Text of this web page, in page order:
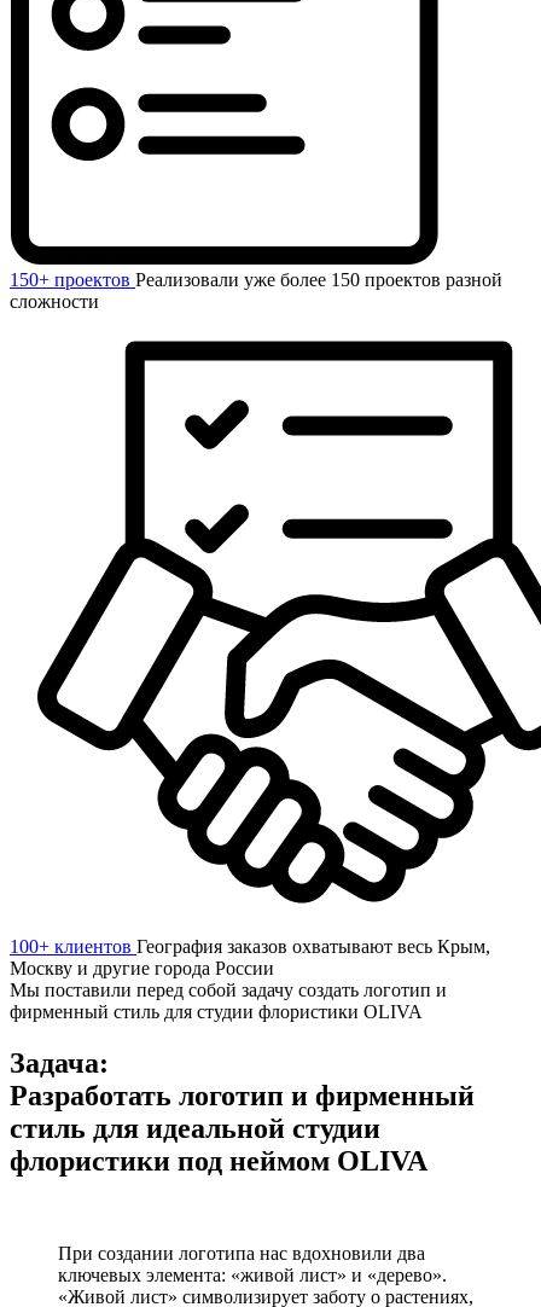
150+ проектов Реализовали уже более 150 проектов разной
сложности
100+ клиентов География заказов охватывают весь Крым,
Москву и другие города России
Мы поставили перед собой задачу создать логотип и
фирменный стиль для студии флористики OLIVA
Задача:
Разработать логотип и фирменный
стиль для идеальной студии
флористики под неймом OLIVA
При создании логотипа нас вдохновили два
ключевых элемента: «живой лист» и «дерево».
«Живой лист» символизирует заботу о растениях,